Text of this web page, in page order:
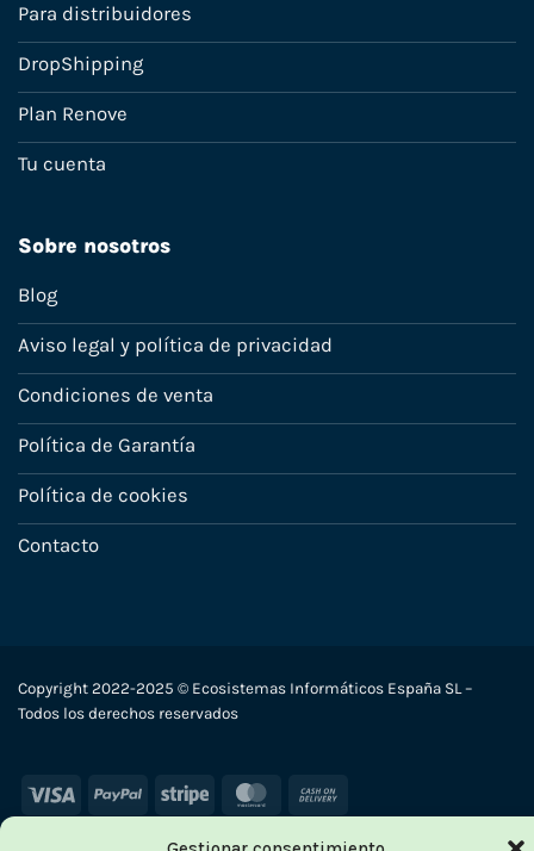
Para distribuidores
DropShipping
Plan Renove
Tu cuenta
Sobre nosotros
Blog
Aviso legal y política de privacidad
Condiciones de venta
Política de Garantía
Política de cookies
Contacto
Copyright 2022-2025 © Ecosistemas Informáticos España SL –
Todos los derechos reservados
Visa PayPal Stripe MasterCard
On